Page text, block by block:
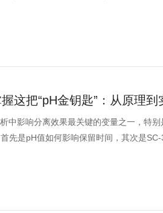
这把“pH金钥匙”：从原理
中影响分离效果最关键的变量之一，特
先是pH值如何影响保留时间，其次是